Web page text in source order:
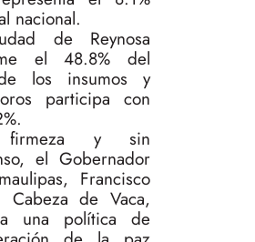
nacional.
de Reynosa
el 48.8% del
los insumos y
participa con
firmeza y sin
el Gobernador
Francisco
Cabeza de Vaca,
una política de